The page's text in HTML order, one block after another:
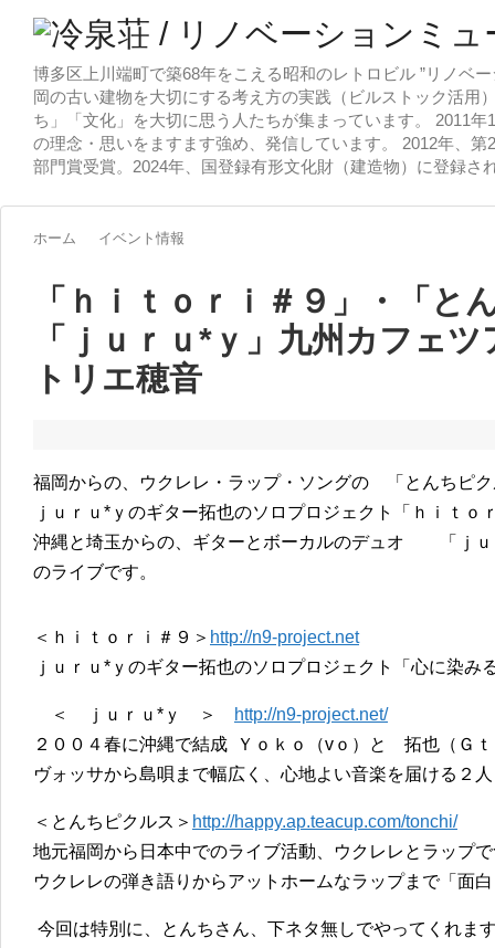
博多区上川端町で築68年をこえる昭和のレトロビル ”リノベ
岡の古い建物を大切にする考え方の実践（ビルストック活用
ち」「文化」を大切に思う人たちが集まっています。 2011
の理念・思いをますます強め、発信しています。 2012年、
部門賞受賞。2024年、国登録有形文化財（建造物）に登録さ
ホーム イベント情報
「ｈｉｔｏｒｉ＃９」・「と
「ｊｕｒｕ*ｙ」九州カフェ
トリエ穂音
福岡からの、ウクレレ・ラップ・ソングの 「とんちピ
ｊｕｒｕ*ｙのギター拓也のソロプロジェクト「ｈｉｔｏ
沖縄と埼玉からの、ギターとボーカルのデュオ 「ｊｕ
のライブです。
＜ｈｉｔｏｒｉ＃９＞ http://n9-project.net
ｊｕｒｕ*ｙのギター拓也のソロプロジェクト「心に染み
＜ ｊｕｒｕ*ｙ ＞
http://n9-project.net/
２００４春に沖縄で結成 Ｙｏｋｏ（vｏ）と 拓也（Ｇ
ヴォッサから島唄まで幅広く、心地よい音楽を届ける２人
＜とんちピクルス＞ http://happy.ap.teacup.com/tonchi/
地元福岡から日本中でのライブ活動、ウクレレとラップ
ウクレレの弾き語りからアットホームなラップまで「面
今回は特別に、とんちさん、下ネタ無しでやってくれま